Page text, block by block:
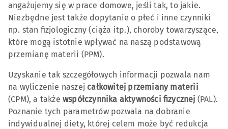
angażujemy się w prace domowe, jeśli tak, to jakie.
Niezbędne jest także dopytanie o płeć i inne czynniki
np. stan fizjologiczny (ciąża itp.), choroby towarzyszące,
które mogą istotnie wpływać na naszą podstawową
przemianę materii (PPM).
Uzyskanie tak szczegółowych informacji pozwala nam
na wyliczenie naszej całkowitej przemiany materii
(CPM), a także współczynnika aktywności fizycznej (PAL).
Poznanie tych parametrów pozwala na dobranie
indywidualnej diety, której celem może być redukcja